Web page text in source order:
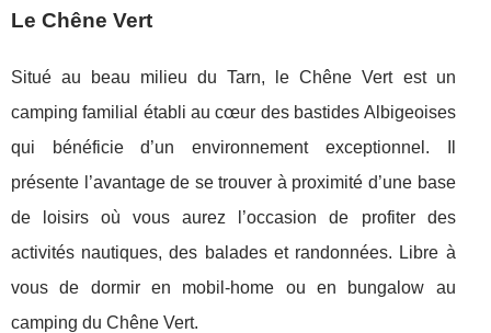
Le Chêne Vert
Situé au beau milieu du Tarn, le Chêne Vert est un
camping familial établi au cœur des bastides Albigeoises
qui bénéficie d’un environnement exceptionnel. Il
présente l’avantage de se trouver à proximité d’une base
de loisirs où vous aurez l’occasion de profiter des
activités nautiques, des balades et randonnées. Libre à
vous de dormir en mobil-home ou en bungalow au
camping du Chêne Vert.